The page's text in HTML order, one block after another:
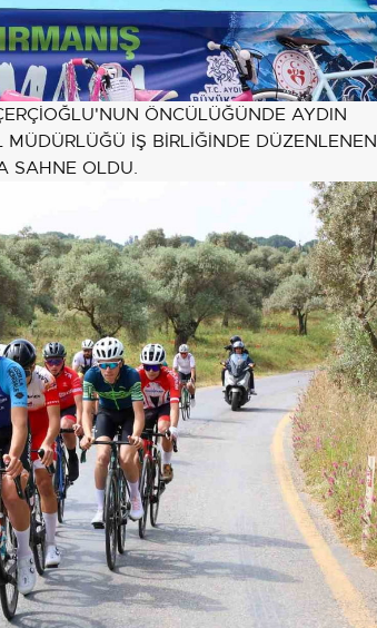
ÖNCÜLÜĞÜNDE AYDIN
İŞ BİRLİĞİNDE DÜZENLENEN
SAHNE OLDU.